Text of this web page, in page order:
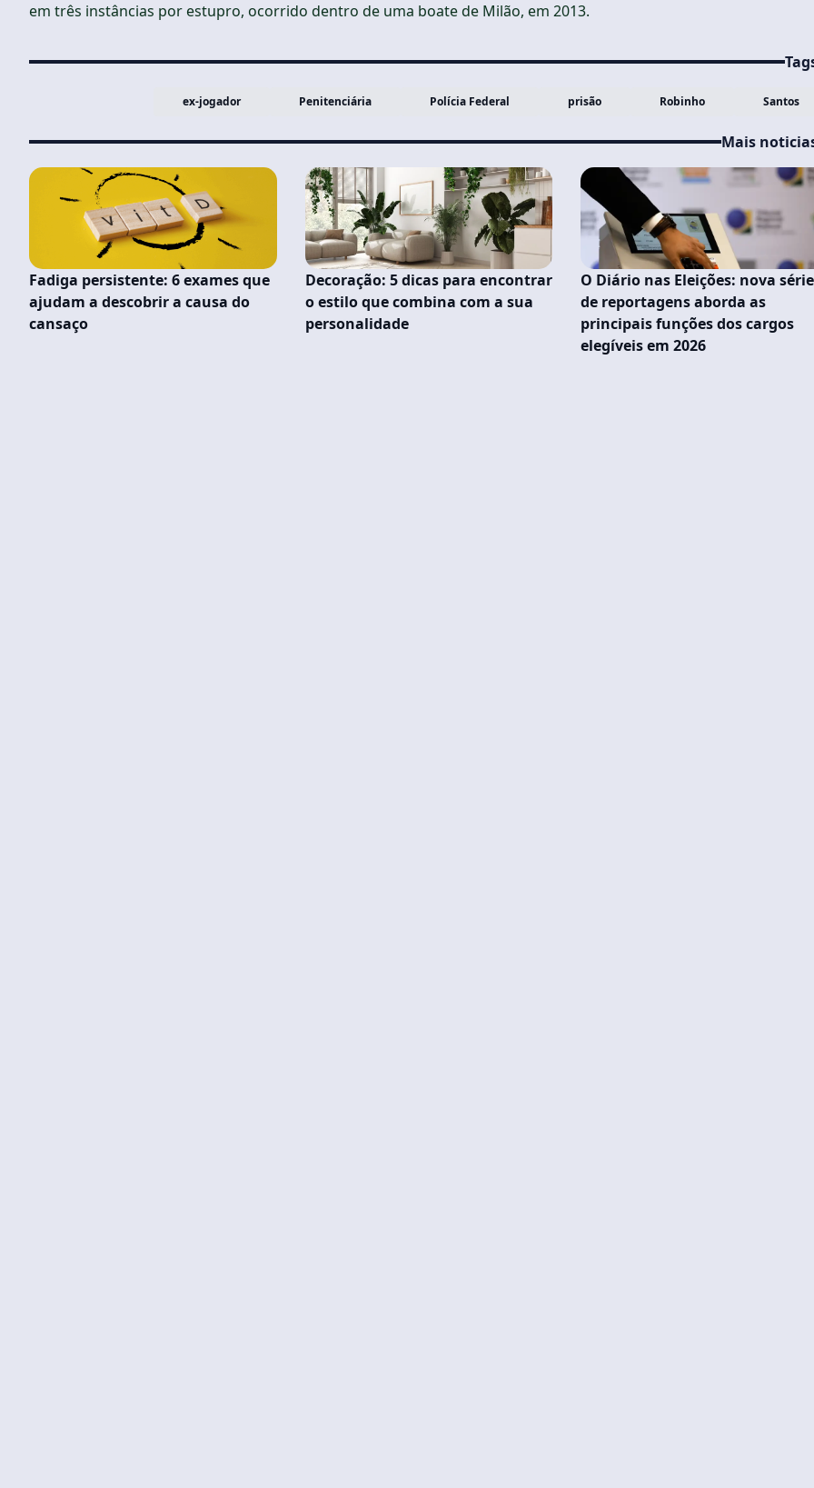
em três instâncias por estupro, ocorrido dentro de uma boate de Milão, em 2013.
ex-jogador Penitenciária Polícia Federal prisão Robinho Santos
Mais
Fadiga persistente: 6 exames que
ajudam a descobrir a causa do
cansaço
Decoração: 5 dicas para encontrar
o estilo que combina com a sua
personalidade
O Diário nas Eleições: nova série
de reportagens aborda as
principais funções dos cargos
elegíveis em 2026